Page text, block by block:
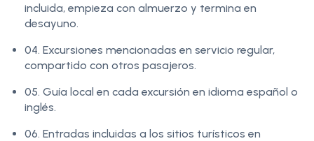
incluida, empieza con almuerzo y termina en
desayuno.
04. Excursiones mencionadas en servicio regular,
compartido con otros pasajeros.
05. Guía local en cada excursión en idioma español o
inglés.
06. Entradas incluidas a los sitios turísticos en